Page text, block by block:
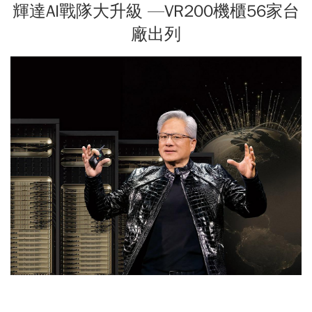
輝達AI戰隊大升級 —VR200機櫃56家台
廠出列